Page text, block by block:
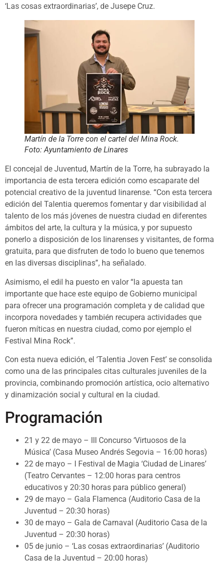
‘Las cosas extraordinarias’, de Jusepe Cruz.
Martín de la Torre con el cartel del Mina Rock.
Foto: Ayuntamiento de Linares
El concejal de Juventud, Martín de la Torre, ha subrayado la
importancia de esta tercera edición como escaparate del
potencial creativo de la juventud linarense. “Con esta tercera
edición del Talentia queremos fomentar y dar visibilidad al
talento de los más jóvenes de nuestra ciudad en diferentes
ámbitos del arte, la cultura y la música, y por supuesto
ponerlo a disposición de los linarenses y visitantes, de forma
gratuita, para que disfruten de todo lo bueno que tenemos
en las diversas disciplinas”, ha señalado.
Asimismo, el edil ha puesto en valor “la apuesta tan
importante que hace este equipo de Gobierno municipal
para ofrecer una programación completa y de calidad que
incorpora novedades y también recupera actividades que
fueron míticas en nuestra ciudad, como por ejemplo el
Festival Mina Rock”.
Con esta nueva edición, el ‘Talentia Joven Fest’ se consolida
como una de las principales citas culturales juveniles de la
provincia, combinando promoción artística, ocio alternativo
y dinamización social y cultural en la ciudad.
Programación
21 y 22 de mayo – III Concurso ‘Virtuosos de la
Música’ (Casa Museo Andrés Segovia – 16:00 horas)
22 de mayo – I Festival de Magia ‘Ciudad de Linares’
(Teatro Cervantes – 12:00 horas para centros
educativos y 20:30 horas para público general)
29 de mayo – Gala Flamenca (Auditorio Casa de la
Juventud – 20:30 horas)
30 de mayo – Gala de Carnaval (Auditorio Casa de la
Juventud – 20:30 horas)
05 de junio – ‘Las cosas extraordinarias’ (Auditorio
Casa de la Juventud – 20:00 horas)